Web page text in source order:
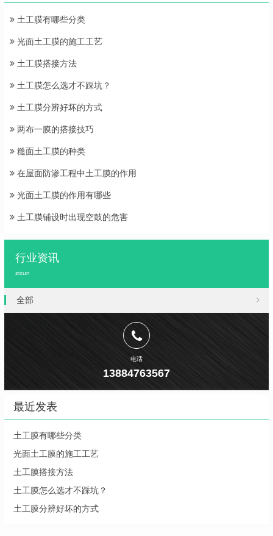
土工膜有哪些分类
光面土工膜的施工工艺
土工膜搭接方法
土工膜怎么选才不踩坑？
土工膜分辨好坏的方式
两布一膜的搭接技巧
糙面土工膜的种类
在屋面防渗工程中土工膜的作用
光面土工膜的作用有哪些
土工膜铺设时出现空鼓的危害
行业资讯
zixun
全部
电话
13884763567
最近发表
土工膜有哪些分类
光面土工膜的施工工艺
土工膜搭接方法
土工膜怎么选才不踩坑？
土工膜分辨好坏的方式